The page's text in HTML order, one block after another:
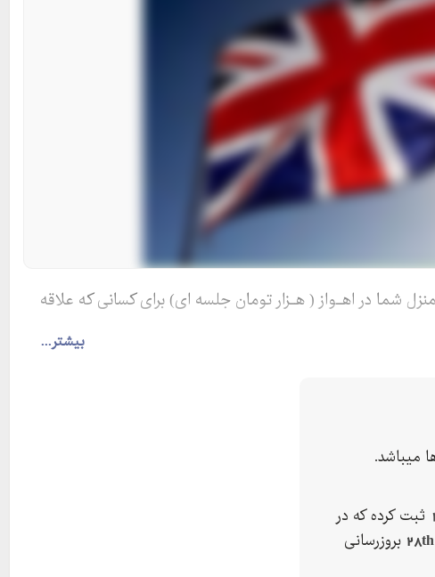
بیشتر...
در اهـواز ( هـزار تومان جلسه ای) برای کسانی که علاقه
میباشد.
ثبت کرده که در
بروزرسانی